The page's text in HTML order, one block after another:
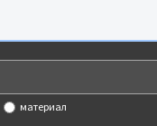
материал